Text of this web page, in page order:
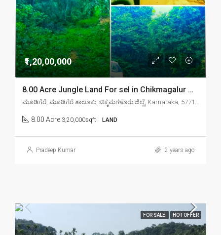
₹1,20,00,000
8.00 Acre Jungle Land For sel in Chikmagalur mudigere
ಮೂಡಿಗೆರೆ, ಮೂಡಿಗೆರೆ ತಾಲೂಕು, ಚಿಕ್ಕಮಗಳೂರು ಜಿಲ್ಲೆ, Karnataka, 577132, India
8.00 Acre 3,20,000sqft LAND
Pradeep Kumar 2 years ago
FOR SALE HOT OFFER